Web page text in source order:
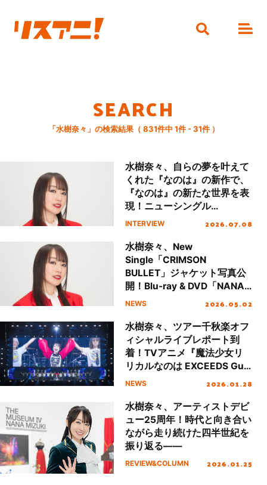
SEARCH
「水樹奈々」の検索結果（ 831件中 1件 - 31件 ）
水樹奈々、自らの夢を叶えて
くれた『なのは』の新作で、
『なのは』の新たな世界を表
現！ニューシングル
「CRIMSON BULLET」リリ
INTERVIEW 2026.07.08
水樹奈々、New
Single「CRIMSON
BULLET」ジャケット写真公
開！Blu-ray & DVD「NANA
MIZUKI LIVE VISION ×
定！
NEWS 2026.05.02
水樹奈々、ツアー千秋楽オフ
ィシャルライブレポート到
着！TVアニメ『魔法少女リ
リカルなのは EXCEEDS Gun
Blaze Vengeance』OPテー
NEWS 2026.01.28
水樹奈々、アーティストデビ
ュー25周年！時代と向き合い
ながら走り続けた四半世紀を
振り返る――
REVIEW&COLUMN 2026.01.25